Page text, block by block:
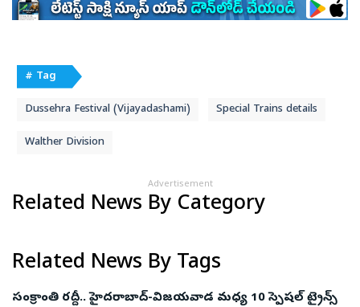
# Tag
Dussehra Festival (Vijayadashami) Special Trains details
Walther Division
Advertisement
Related News By Category
Related News By Tags
సంక్రాంతి రద్దీ.. హైదరాబాద్‌-విజయవాడ మధ్య 10 స్పెషల్‌ ట్రైన్స్‌